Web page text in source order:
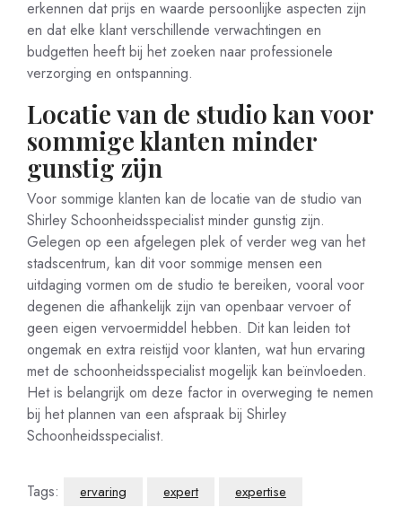
erkennen dat prijs en waarde persoonlijke aspecten zijn
en dat elke klant verschillende verwachtingen en
budgetten heeft bij het zoeken naar professionele
verzorging en ontspanning.
Locatie van de studio kan voor
sommige klanten minder
gunstig zijn
Voor sommige klanten kan de locatie van de studio van
Shirley Schoonheidsspecialist minder gunstig zijn.
Gelegen op een afgelegen plek of verder weg van het
stadscentrum, kan dit voor sommige mensen een
uitdaging vormen om de studio te bereiken, vooral voor
degenen die afhankelijk zijn van openbaar vervoer of
geen eigen vervoermiddel hebben. Dit kan leiden tot
ongemak en extra reistijd voor klanten, wat hun ervaring
met de schoonheidsspecialist mogelijk kan beïnvloeden.
Het is belangrijk om deze factor in overweging te nemen
bij het plannen van een afspraak bij Shirley
Schoonheidsspecialist.
Tags: ervaring expert
expertise